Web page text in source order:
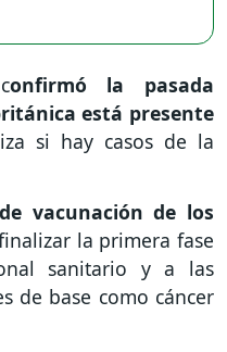
onfirmó la pasada
está presente
si hay casos de la
vacunación de los
la primera fase
sanitario y a las
de base como cáncer